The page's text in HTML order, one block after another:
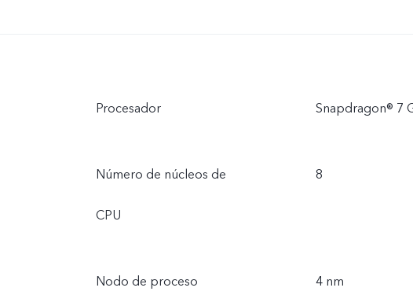
Procesador Snapdragon® 7
Número de núcleos de
CPU
8
Nodo de proceso 4 nm